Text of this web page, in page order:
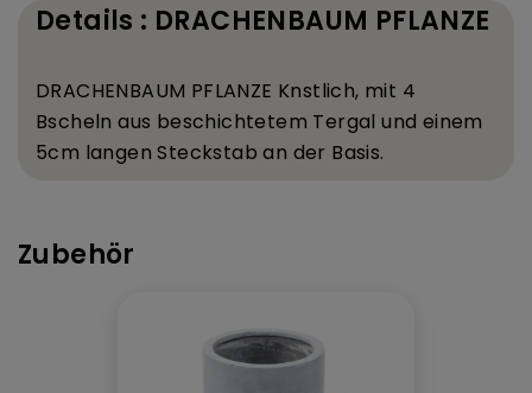
Details : DRACHENBAUM PFLANZE
DRACHENBAUM PFLANZE Knstlich, mit 4
Bscheln aus beschichtetem Tergal und einem
5cm langen Steckstab an der Basis.
Zubehör